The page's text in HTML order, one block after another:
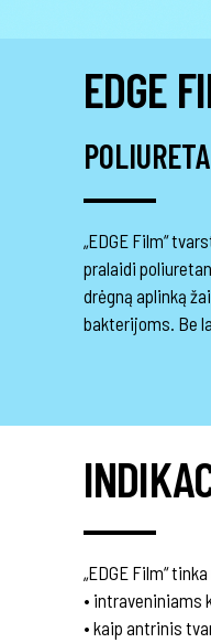
EDGE
„EDGE Film“
pralaidi
drėgną aplinką
bakterijoms. Be
„EDGE Film“
•
• kaip antrinis